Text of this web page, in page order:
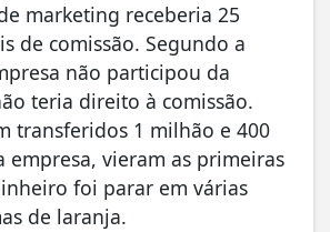
marketing receberia 25
de comissão. Segundo a
não participou da
teria direito à comissão.
transferidos 1 milhão e 400
empresa, vieram as primeiras
foi parar em várias
de laranja.